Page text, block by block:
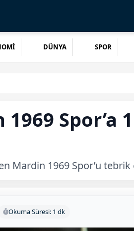
DÜNYA SPOR
1969
Mardin 1969 Spor’u
Okuma Süresi: 1 dk